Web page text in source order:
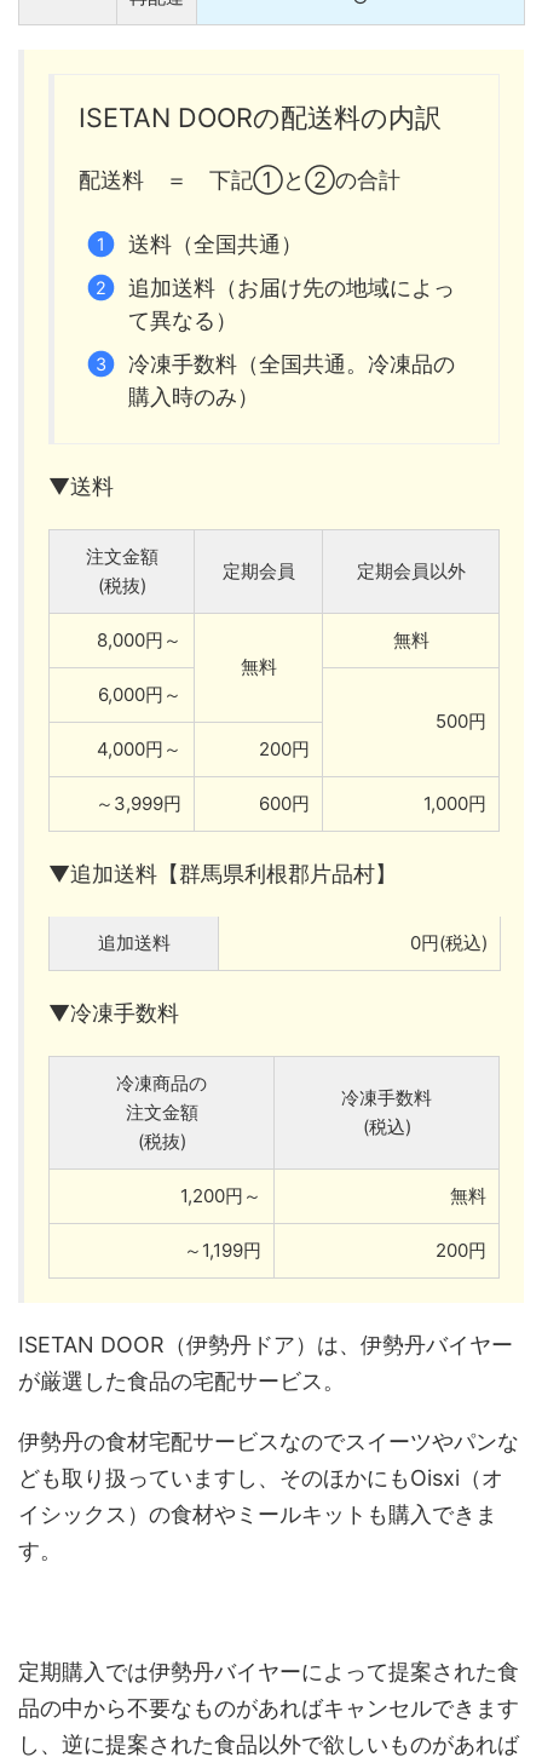
ISETAN DOORの配送料の内訳
配送料 ＝ 下記①と②の合計
送料（全国共通）
追加送料（お届け先の地域によっ
て異なる）
冷凍手数料（全国共通。冷凍品の
購入時のみ）
▼送料
注文金額
(税抜)
定期会員 定期会員以外
8,000円～
無料
無料
6,000円～
500円
4,000円～
200円
～3,999円 600円 1,000円
▼追加送料【群馬県利根郡片品村】
追加送料 0円(税込)
▼冷凍手数料
冷凍商品の
注文金額
(税抜)
冷凍手数料
(税込)
1,200円～ 無料
～1,199円 200円
ISETAN DOOR（伊勢丹ドア）は、伊勢丹バイヤー
が厳選した食品の宅配サービス。
伊勢丹の食材宅配サービスなのでスイーツやパンな
ども取り扱っていますし、そのほかにもOisxi（オ
イシックス）の食材やミールキットも購入できま
す。
定期購入では伊勢丹バイヤーによって提案された食
品の中から不要なものがあればキャンセルできます
し、逆に提案された食品以外で欲しいものがあれば